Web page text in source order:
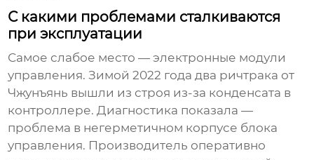
С какими проблемами сталкиваются
при эксплуатации
Самое слабое место — электронные модули
управления. Зимой 2022 года два ричтрака от
Чжунъянь вышли из строя из-за конденсата в
контроллере. Диагностика показала —
проблема в негерметичном корпусе блока
управления. Производитель оперативно